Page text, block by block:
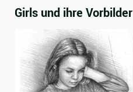
Girls und ihre Vorbilder